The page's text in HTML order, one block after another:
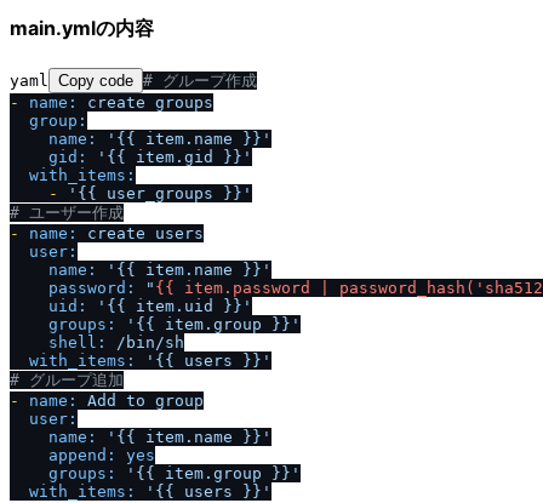
main.ymlの内容
yaml Copy code # グループ作成
-
name: create groups
group:
name:
'{{ item.name }}'
gid:
'{{ item.gid }}'
with_items:
-
'{{ user_groups }}'
# ユーザー作成
-
name: create
users
user:
name:
'{{ item.name }}'
password:
" {{ item.password |
uid:
'{{ item.uid }}'
groups:
'{{ item.group }}'
shell:
/ bin/sh
with_items:
'{{ users }}'
# グループ追加
-
name: Add to group
user:
name:
'{{ item.name }}'
append:
yes
groups:
'{{ item.group }}'
with_items:
'{{ users }}'